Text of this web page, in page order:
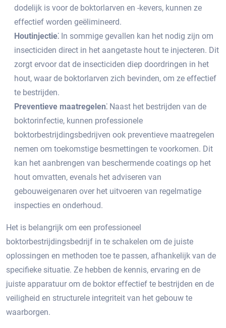
dodelijk is voor de boktorlarven en -kevers, kunnen ze
effectief worden geëlimineerd.​
Houtinjectie⁚ In sommige gevallen kan het nodig zijn om
insecticiden direct in het aangetaste hout te injecteren.​ Dit
zorgt ervoor dat de insecticiden diep doordringen in het
hout, waar de boktorlarven zich bevinden, om ze effectief
te bestrijden.
Preventieve maatregelen⁚ Naast het bestrijden van de
boktorinfectie, kunnen professionele
boktorbestrijdingsbedrijven ook preventieve maatregelen
nemen om toekomstige besmettingen te voorkomen. Dit
kan het aanbrengen van beschermende coatings op het
hout omvatten, evenals het adviseren van
gebouweigenaren over het uitvoeren van regelmatige
inspecties en onderhoud.​
Het is belangrijk om een professioneel
boktorbestrijdingsbedrijf in te schakelen om de juiste
oplossingen en methoden toe te passen, afhankelijk van de
specifieke situatie.​ Ze hebben de kennis, ervaring en de
juiste apparatuur om de boktor effectief te bestrijden en de
veiligheid en structurele integriteit van het gebouw te
waarborgen.​